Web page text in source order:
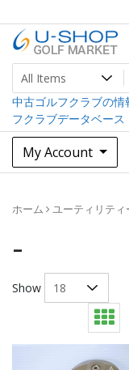
to
content
U-SHOP
中古ゴルフクラブ最
中古ゴルフクラブの
フクラブデータベース
My Account
ホーム ユーティリティ
-
Show